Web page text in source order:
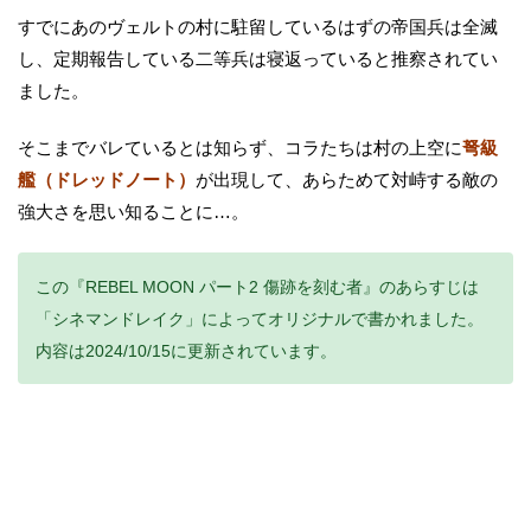
すでにあのヴェルトの村に駐留しているはずの帝国兵は全滅
し、定期報告している二等兵は寝返っていると推察されてい
ました。
そこまでバレているとは知らず、コラたちは村の上空に弩級
艦（ドレッドノート） が出現して、あらためて対峙する敵の
強大さを思い知ることに…。
この『REBEL MOON パート2 傷跡を刻む者』のあらすじは
「シネマンドレイク」によってオリジナルで書かれました。
内容は2024/10/15に更新されています。